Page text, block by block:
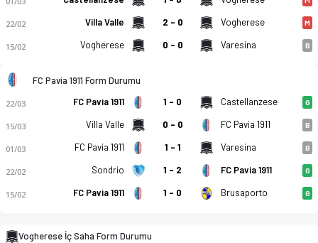
22/02 Villa Valle 2 - 0 Vogherese M
15/02 Vogherese 0 - 0 Varesina B
FC Pavia 1911 Form Durumu
22/03 FC Pavia 1911 1 - 0 Castellanzese G
15/03 Villa Valle 0 - 0 FC Pavia 1911 B
01/03 FC Pavia 1911 1 - 1 Varesina B
22/02 Sondrio 1 - 2 FC Pavia 1911 G
15/02 FC Pavia 1911 1 - 0 Brusaporto G
Vogherese İç Saha Form Durumu